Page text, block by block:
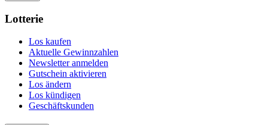
Lotterie
Los kaufen
Aktuelle Gewinnzahlen
Newsletter anmelden
Gutschein aktivieren
Los ändern
Los kündigen
Geschäftskunden